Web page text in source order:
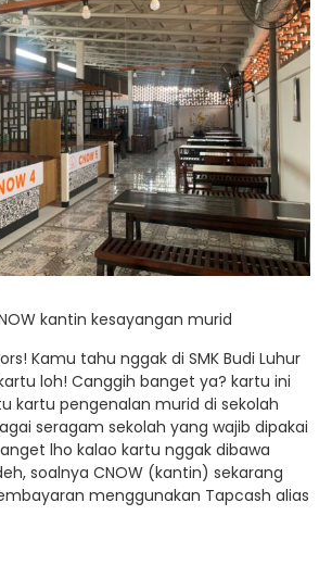
kantin kesayangan murid
Kamu tahu nggak di SMK Budi Luhur
loh! Canggih banget ya? kartu ini
kartu pengenalan murid di sekolah
seragam sekolah yang wajib dipakai
lho kalao kartu nggak dibawa
soalnya CNOW (kantin) sekarang
menggunakan Tapcash alias